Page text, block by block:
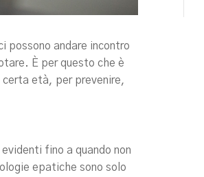
possono andare incontro
È per questo che è
età, per prevenire,
fino a quando non
epatiche sono solo